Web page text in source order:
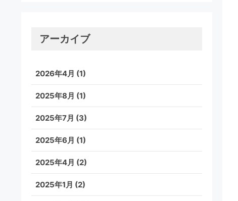
アーカイブ
2026年4月 (1)
2025年8月 (1)
2025年7月 (3)
2025年6月 (1)
2025年4月 (2)
2025年1月 (2)